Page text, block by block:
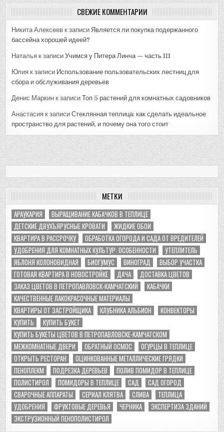
СВЕЖИЕ КОММЕНТАРИИ
Никита Алексеев к записи Является ли покупка подержанного
бассейна хорошей идеей?
Наталья к записиУчимся у Питера Линча — часть III
Юлия к записи Использование пользовательских лестниц для
сбора и обслуживания деревьев
Денис Маркин к записиТоп 5 растений для комнатных садовников
Анастасия к записиСтеклянная теплица: как сделать идеальное
пространство для растений, и почему она того стоит
МЕТКИ
АРАУКАРИЯ
ВЫРАЩИВАНИЕ КАБАЧКОВ В ТЕПЛИЦЕ
ДЕТСКИЕ ДВУХЪЯРУСНЫЕ КРОВАТИ
ЖИДКИЕ ОБОИ
КВАРТИРА В РАССРОЧКУ
ОБРАБОТКА ОГОРОДА И САДА ОТ ВРЕДИТЕЛЕЙ
УДОБРЕНИЯ ДЛЯ КОМНАТНЫХ КУЛЬТУР: ОСОБЕННОСТИ
УТЕПЛИТЕЛЬ
ЯБЛОНЯ КОЛОНОВИДНАЯ
БИОГУМУС ВИНОГРАД
ВЫБОР УЧАСТКА
ГОТОВАЯ КВАРТИРА В НОВОСТРОЙКЕ
ДАЧА
ДОСТАВКА ЦВЕТОВ
ЗАКАЗ ЦВЕТОВ В ПЕТРОПАВЛОВСК-КАМЧАТСКИЙ
КАБАЧКИ
КАЧЕСТВЕННЫЕ ЛАКОКРАСОЧНЫЕ МАТЕРИАЛЫ
КВАРТИРЫ ОТ ЗАСТРОЙЩИКА
КЛУБНИКА АЛЬБИОН
КОНВЕКТОРЫ
КУПИТЬ
КУПИТЬ БУКЕТ
КУПИТЬ БУКЕТЫ ЦВЕТОВ В ПЕТРОПАВЛОВСКЕ-КАМЧАТСКОМ
МЕЖКОМНАТНЫЕ ДВЕРИ
ОБРАТНЫЙ ОСМОС
ОГУРЦЫ В ТЕПЛИЦЕ
ОТКРЫТЬ РЕСТОРАН
ОЦИНКОВАННЫЕ МЕТАЛЛИЧЕСКИЕ ГРЯДКИ
ПЕНОПЛЕКМ
ПОДРЕЗКА ДЕРЕВЬЕВ
ПОЛИВ ПОМИДОР В ТЕПЛИЦЕ
ПОЛИСТИРОЛ
ПОМИДОРЫ В ТЕПЛИЦЕ САД
САД ОГОРОД
СВАРОЧНЫЕ АППАРАТЫ
СЕРИАЛ КЛЯТВА СЛИВА
ТЕПЛИЦА
УДОБРЕНИЯ
ФРУКТОВЫЕ ДЕРЕВЬЯ ЧЕРНИКА
ЭКСПЕРТИЗА ЗДАНИЙ
ЭКСТРУЗИОННЫЙ ПЕНОПОЛИСТИРОЛ